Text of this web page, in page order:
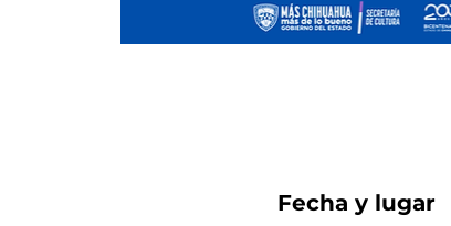
Fecha y lugar